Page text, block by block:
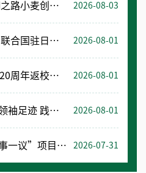
【农学院】2026年“丝绸之路小麦创新联盟”国际学术研讨会举办 2026-08-03
【植保学院】 “新青年・联合国驻日内瓦-维也纳总部实地交流项目” 圆满结束 2026-08-01
【农学院】06届校友毕业20周年返校座谈会召开 2026-08-01
【马克思主义学院】追寻领袖足迹 践行育人使命 2026-08-01
【新疆研究院】开展“一事一议”项目成果转化专项调研考察 2026-07-31